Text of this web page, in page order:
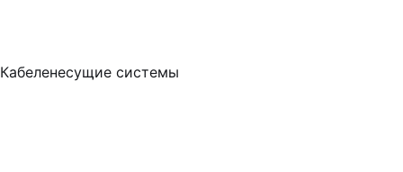
Кабеленесущие системы